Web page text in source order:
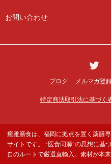
お問い合わせ
ブログ メルマガ登
特定商法取引法に基づく
癒雅膳食は、福岡に拠点を置く薬膳
サイトです。 “医食同源”の思想に基
自のルートで厳選直輸入。素材が本